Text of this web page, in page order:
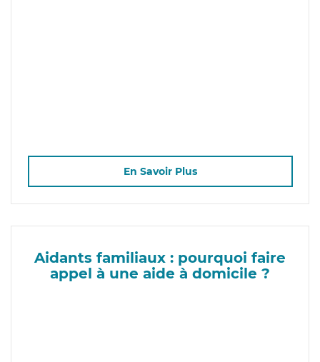
En Savoir Plus
Aidants familiaux : pourquoi faire
appel à une aide à domicile ?